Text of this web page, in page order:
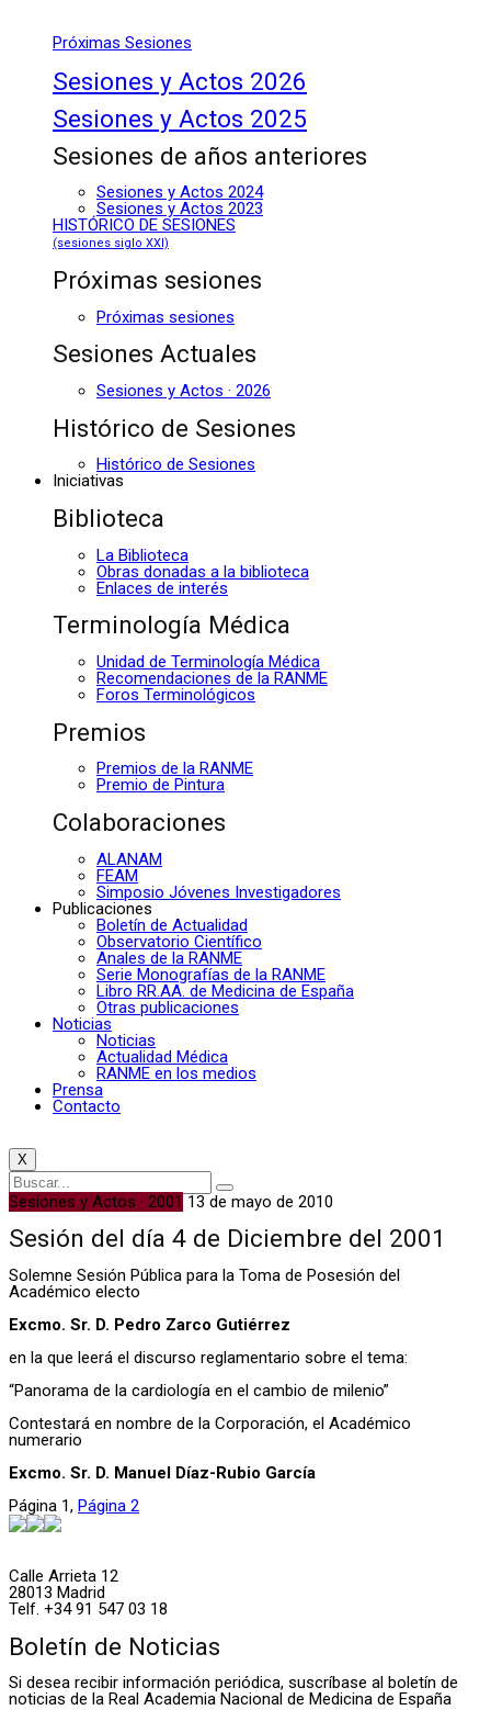
Próximas Sesiones
Sesiones y Actos 2026
Sesiones y Actos 2025
Sesiones de años anteriores
Sesiones y Actos 2024
Sesiones y Actos 2023
HISTÓRICO DE SESIONES
(sesiones siglo XXI)
Próximas sesiones
Próximas sesiones
Sesiones Actuales
Sesiones y Actos · 2026
Histórico de Sesiones
Histórico de Sesiones
Iniciativas
Biblioteca
La Biblioteca
Obras donadas a la biblioteca
Enlaces de interés
Terminología Médica
Unidad de Terminología Médica
Recomendaciones de la RANME
Foros Terminológicos
Premios
Premios de la RANME
Premio de Pintura
Colaboraciones
ALANAM
FEAM
Simposio Jóvenes Investigadores
Publicaciones
Boletín de Actualidad
Observatorio Científico
Anales de la RANME
Serie Monografías de la RANME
Libro RR.AA. de Medicina de España
Otras publicaciones
Noticias
Noticias
Actualidad Médica
RANME en los medios
Prensa
Contacto
X
Sesiones y Actos · 2001 13 de mayo de 2010
Sesión del día 4 de Diciembre del 2001
Solemne Sesión Pública para la Toma de Posesión del
Académico electo
Excmo. Sr. D. Pedro Zarco Gutiérrez
en la que leerá el discurso reglamentario sobre el tema:
“Panorama de la cardiología en el cambio de milenio”
Contestará en nombre de la Corporación, el Académico
numerario
Excmo. Sr. D. Manuel Díaz-Rubio García
Página 1, Página 2
Calle Arrieta 12
28013 Madrid
Telf. +34 91 547 03 18
Boletín de Noticias
Si desea recibir información periódica, suscríbase al boletín de
noticias de la Real Academia Nacional de Medicina de España